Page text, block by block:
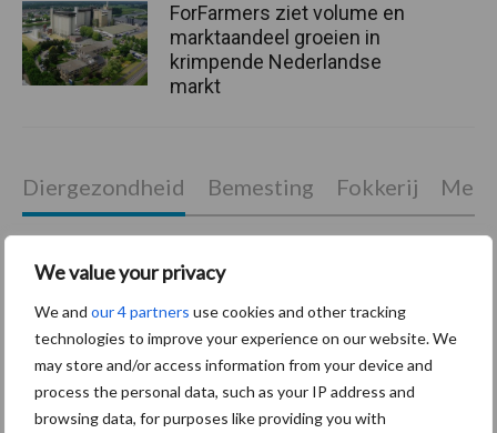
We value your privacy
We and our 4 partners use cookies and other tracking
technologies to improve your experience on our website. We
may store and/or access information from your device and
process the personal data, such as your IP address and
browsing data, for purposes like providing you with
ForFarmers ziet volume en
marktaandeel groeien in
krimpende Nederlandse
markt
Diergezondheid Bemesting Fokkerij
Mastitis Hittestress